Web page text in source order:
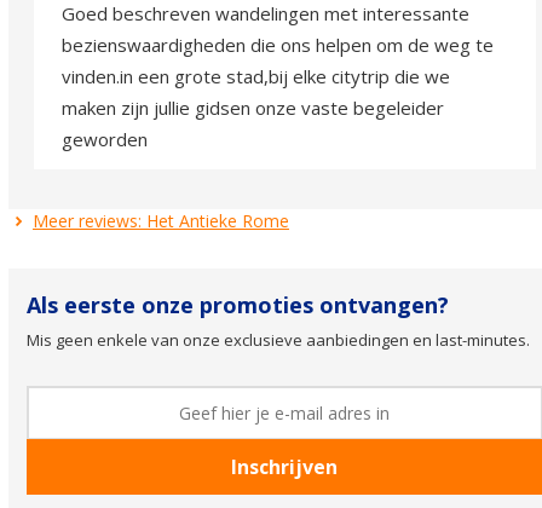
Goed beschreven wandelingen met interessante
bezienswaardigheden die ons helpen om de weg te
vinden.in een grote stad,bij elke citytrip die we
maken zijn jullie gidsen onze vaste begeleider
geworden
Meer reviews: Het Antieke Rome
Als eerste onze promoties ontvangen?
Mis geen enkele van onze exclusieve aanbiedingen en last-minutes.